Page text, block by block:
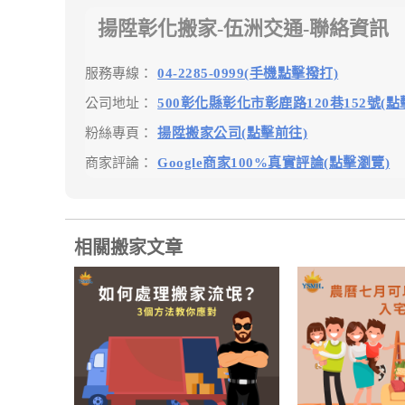
揚陞彰化搬家-伍洲交通-聯絡資訊
服務專線： 04-2285-0999(手機點擊撥打)
公司地址： 500彰化縣彰化市彰鹿路120巷152號(點
粉絲專頁： 揚陞搬家公司(點擊前往)
商家評論： Google商家100%真實評論(點擊瀏覽)
相關搬家文章